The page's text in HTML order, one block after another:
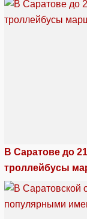
В Саратове до
троллейбусы